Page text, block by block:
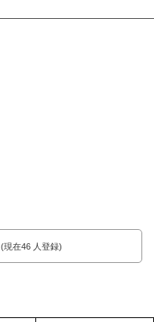
(現在46 人登録)